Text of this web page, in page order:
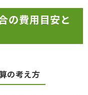
の費用目安と
の考え方